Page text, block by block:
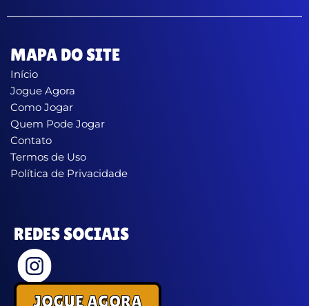
MAPA DO SITE
Início
Jogue Agora
Como Jogar
Quem Pode Jogar
Contato
Termos de Uso
Política de Privacidade
REDES SOCIAIS
JOGUE AGORA